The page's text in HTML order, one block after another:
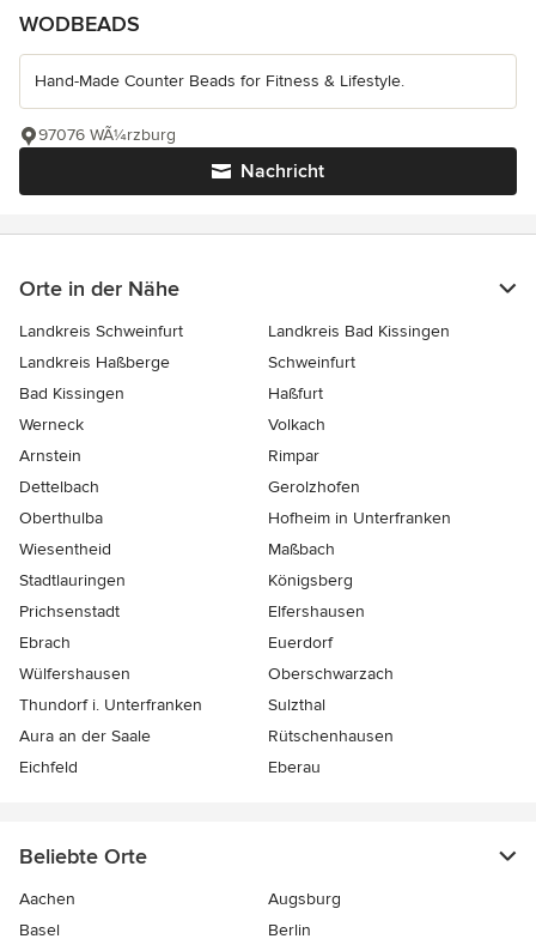
WODBEADS
Hand-Made Counter Beads for Fitness & Lifestyle.
Nachricht
97076 WÃ¼rzburg
Orte in der Nähe
Landkreis Schweinfurt
Landkreis Bad Kissingen
Landkreis Haßberge
Schweinfurt
Bad Kissingen
Haßfurt
Werneck
Volkach
Arnstein
Rimpar
Dettelbach
Gerolzhofen
Oberthulba
Hofheim in Unterfranken
Wiesentheid
Maßbach
Stadtlauringen
Königsberg
Prichsenstadt
Elfershausen
Ebrach
Euerdorf
Wülfershausen
Oberschwarzach
Thundorf i. Unterfranken
Sulzthal
Aura an der Saale
Rütschenhausen
Eichfeld
Eberau
Beliebte Orte
Aachen
Augsburg
Basel
Berlin